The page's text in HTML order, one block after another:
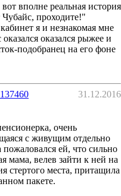
вполне реальная история
проходите!"
я и незнакомая мне
оказался рыжее и
подобранец на его фоне
31.12.2016
очень
с живущим отдельно
ей, что сильно
мама, велев зайти к ней на
стертого места, притащила
пакете.